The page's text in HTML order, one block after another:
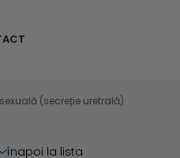
(secreție uretrală)
înapoi la lista